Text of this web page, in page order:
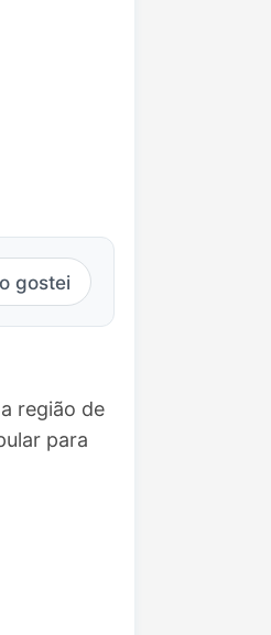
gostei
região de
para